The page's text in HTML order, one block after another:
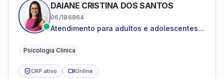
DAIANE CRISTINA DOS SANTOS
06/186864
Atendimento para adultos e adolescentes a
Psicologia Clinica
CRP ativo Online